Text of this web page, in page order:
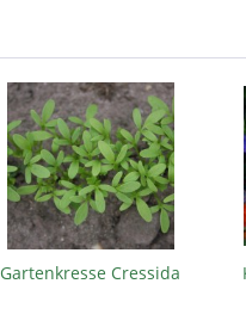
Gartenkresse Cressida